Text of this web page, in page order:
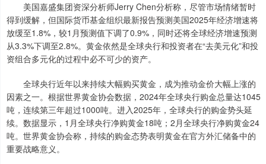
美国嘉盛集团资深分析师Jerry Chen分析称，尽管市场情绪暂时
得到缓解，但国际货币基金组织最新报告预测美国2025年经济增速将
放缓至1.8%，较1月预测值下调了0.9%，同时还将全球经济增速预测
从3.3%下调至2.8%。黄金依然是全球央行和投资者在“去美元化”和投
资组合多元化的过程中必不可少的资产。
全球央行近年以来持续大幅购买黄金，成为推动金价大幅上涨的
因素之一。根据世界黄金协会数据，2024年全球央行购金总量达1045
吨，连续第三年超过1000吨。进入2025年，全球央行的购金势头延
续。数据显示，1月全球央行净购黄金18吨；2月全球央行净购黄金24
吨。世界黄金协会称，持续的购金态势表明黄金在官方外汇储备中的
重要战略意义。